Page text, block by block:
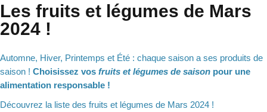
Les fruits et légumes de Mars
2024 !
Automne, Hiver, Printemps et Été : chaque saison a ses produits de
saison ! Choisissez vos fruits et légumes de saison pour une
alimentation responsable !
Découvrez la liste des fruits et légumes de Mars 2024 !